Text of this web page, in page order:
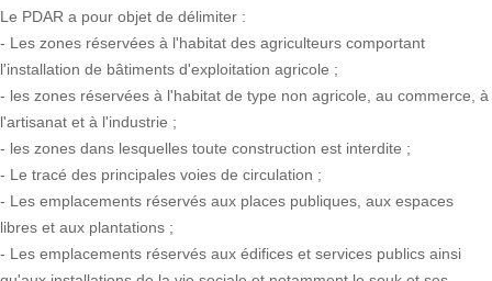
Le PDAR a pour objet de délimiter :
- Les zones réservées à l'habitat des agriculteurs comportant
l'installation de bâtiments d'exploitation agricole ;
- les zones réservées à l'habitat de type non agricole, au commerce, à
l'artisanat et à l'industrie ;
- les zones dans lesquelles toute construction est interdite ;
- Le tracé des principales voies de circulation ;
- Les emplacements réservés aux places publiques, aux espaces
libres et aux plantations ;
- Les emplacements réservés aux édifices et services publics ainsi